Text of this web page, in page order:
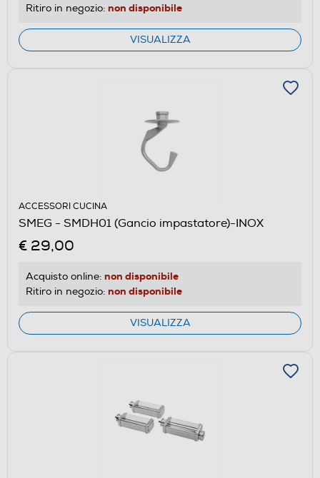
Ritiro in negozio: non disponibile
VISUALIZZA
ACCESSORI CUCINA
SMEG - SMDH01 (Gancio impastatore)-INOX
€ 29,00
Acquisto online: non disponibile
Ritiro in negozio: non disponibile
VISUALIZZA